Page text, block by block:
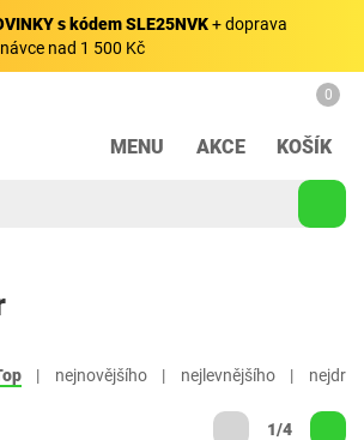
s kódem SLE25NVK+ doprava
nad 1 500 Kč
MENU AKCE
0
KOŠÍK
nejnovějšího nejlevnějšího
1/4